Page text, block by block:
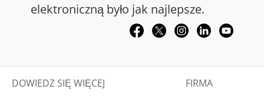
elektroniczną było jak najlepsze.
DOWIEDZ SIĘ WIĘCEJ FIRMA